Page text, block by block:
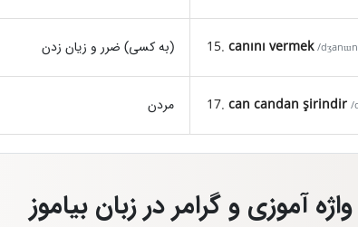
15. canını vermek / (به کسی) ضرر و زیان زدن
17. can candan şirindir / مردن
آموزی و گرامر در زبان بیاموز